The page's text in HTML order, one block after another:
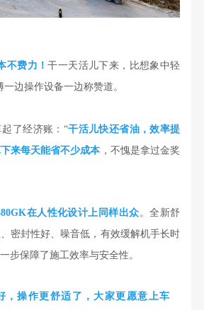
不费力！干一天活儿下来，比想象中轻
边操作设备一边称赞道。
了经济账：“干活儿快还省油，效率提
来每天能省不少成本 ，不愧是拿过金奖
在人性化设计上同样出众 。全新舒
密封性好、噪音低，有效缓解机手长时
步保障了施工效率与安全性。
，操作更舒适了，大家更愿意上车